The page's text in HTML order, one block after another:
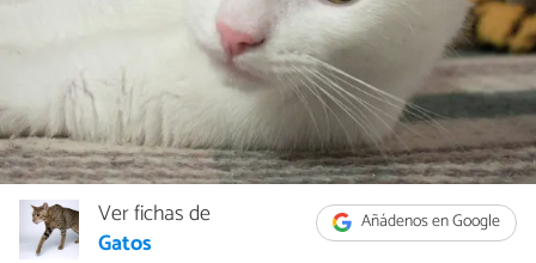
Añádenos en Google
Ver fichas de
Gatos